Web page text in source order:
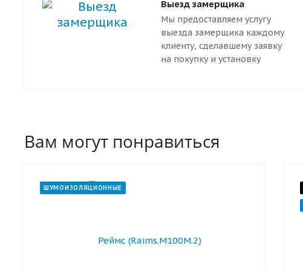
Выезд замерщика
Мы предоставляем услугу
выезда замерщика каждому
клиенту, сделавшему заявку
на покупку и установку
Вам могут понравиться
ШУМОИЗОЛЯЦИОННЫЕ